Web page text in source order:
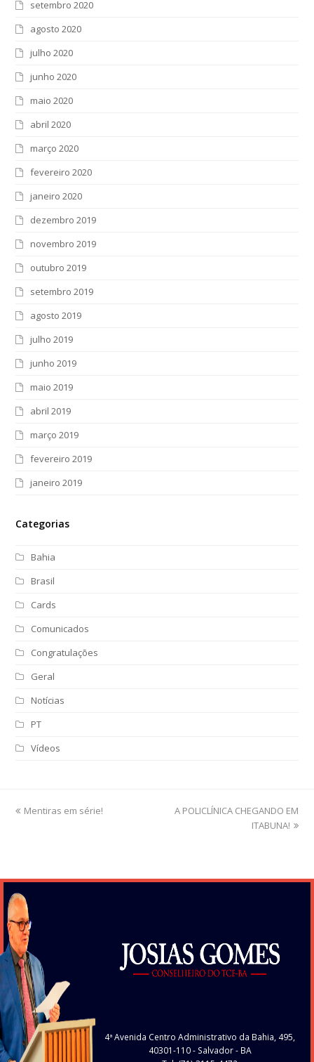
setembro 2020
agosto 2020
julho 2020
junho 2020
maio 2020
abril 2020
março 2020
fevereiro 2020
janeiro 2020
dezembro 2019
novembro 2019
outubro 2019
setembro 2019
agosto 2019
julho 2019
junho 2019
maio 2019
abril 2019
março 2019
fevereiro 2019
janeiro 2019
Categorias
Bahia
Brasil
Cards
Comunicados
Congratulações
Geral
Notícias
PT
Vídeos
previous
Mentiras em série!
next
A POLICLÍNICA CHEGANDO EM
ITABUNA!
4ª Avenida Centro Administrativo da Bahia, 495,
40301-110- Salvador - BA